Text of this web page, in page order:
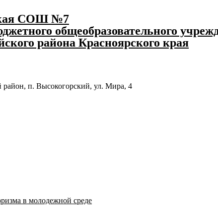
СОШ №7
общеобразовательного
района Красноярского края
район, п. Высокогорский, ул. Мира, 4
в молодежной среде